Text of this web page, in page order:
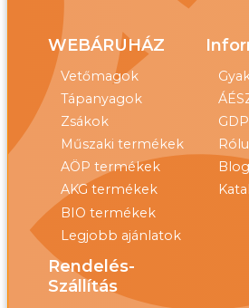
WEBÁRUHÁZ
Vetőmagok
Tápanyagok
Zsákok
Műszaki termékek
AÖP termékek
AKG termékek
BIO termékek
Legjobb ajánlatok
Blog
Rendelés-
Szállítás